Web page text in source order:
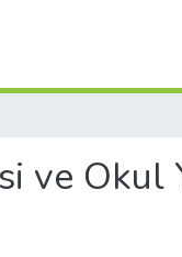
ve Okul